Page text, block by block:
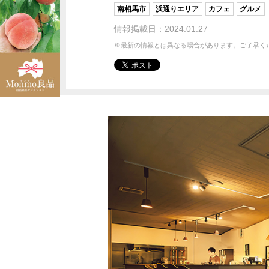
南相馬市 浜通りエリア カフェ グルメ
情報掲載日：2024.01.27
※最新の情報とは異なる場合があります。ご了承く